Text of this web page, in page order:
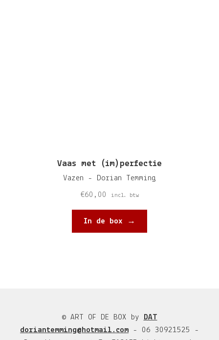
Vaas met (im)perfectie
Vazen - Dorian Temming
€60,00 incl. btw
In de box →
© ART OF DE BOX by
DAT
doriantemming@hotmail.com - 06 30921525 -